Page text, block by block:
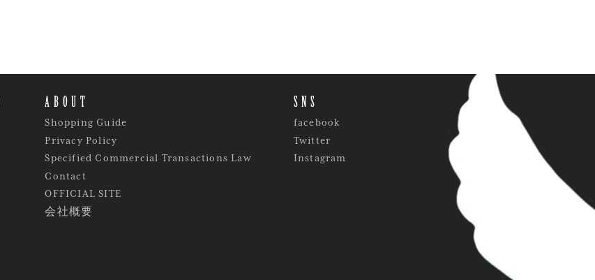
ABOUT
Shopping Guide
Privacy Policy
Specified Commercial Transactions Law
Contact
OFFICIAL SITE
会社概要
SNS
facebook
Twitter
Instagram